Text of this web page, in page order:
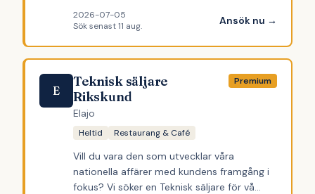
2026-07-05
Sök senast11 aug. Ansök nu →
E
Teknisk säljare
Rikskund
Premium
Elajo
Heltid Restaurang & Café
Vill du vara den som utvecklar våra
nationella affärer med kundens framgång i
fokus? Vi söker en Teknisk säljare för vå…